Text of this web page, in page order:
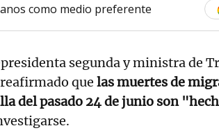
como medio preferente
segunda y ministra de
que las muertes de
del pasado 24 de junio son